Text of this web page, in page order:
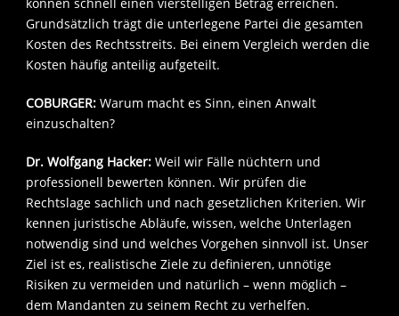
Grundsätzlich trägt die unterlegene Partei die gesamten
Kosten des Rechtsstreits. Bei einem Vergleich werden die
Kosten häufig anteilig aufgeteilt.
COBURGER: Warum macht es Sinn, einen Anwalt
einzuschalten?
Dr. Wolfgang Hacker: Weil wir Fälle nüchtern und
professionell bewerten können. Wir prüfen die
Rechtslage sachlich und nach gesetzlichen Kriterien. Wir
kennen juristische Abläufe, wissen, welche Unterlagen
notwendig sind und welches Vorgehen sinnvoll ist. Unser
Ziel ist es, realistische Ziele zu definieren, unnötige
Risiken zu vermeiden und natürlich – wenn möglich –
dem Mandanten zu seinem Recht zu verhelfen.